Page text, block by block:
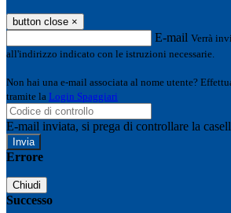
button close ×
E-mail Verrà
all'indirizzo indicato con le istruzioni necessarie.
Non hai una e-mail associata al nome utente?
tramite la Login Spaggiari
E-mail inviata, si prega di controllare la
Errore
Chiudi
Successo